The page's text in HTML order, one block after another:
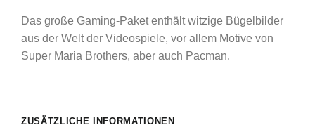
Das große Gaming-Paket enthält witzige Bügelbilder
aus der Welt der Videospiele, vor allem Motive von
Super Maria Brothers, aber auch Pacman.
ZUSÄTZLICHE INFORMATIONEN